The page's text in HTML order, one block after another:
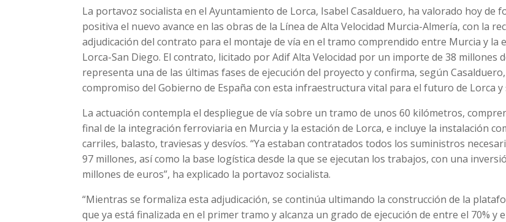
La portavoz socialista en el Ayuntamiento de Lorca, Isabel Casalduero, ha valorado hoy de
positiva el nuevo avance en las obras de la Línea de Alta Velocidad Murcia-Almería, con la
adjudicación del contrato para el montaje de vía en el tramo comprendido entre Murcia y la
Lorca-San Diego. El contrato, licitado por Adif Alta Velocidad por un importe de 38 millones
representa una de las últimas fases de ejecución del proyecto y confirma, según
compromiso del Gobierno de España con esta infraestructura vital para el futuro de Lorca y
La actuación contempla el despliegue de vía sobre un tramo de unos 60 kilómetros,
final de la integración ferroviaria en Murcia y la estación de Lorca, e incluye la instalación
carriles, balasto, traviesas y desvíos. “Ya estaban contratados todos los suministros
97 millones, así como la base logística desde la que se ejecutan los trabajos, con una
millones de euros”, ha explicado la portavoz socialista.
“Mientras se formaliza esta adjudicación, se continúa ultimando la construcción de la
que ya está finalizada en el primer tramo y alcanza un grado de ejecución de entre el 70% y